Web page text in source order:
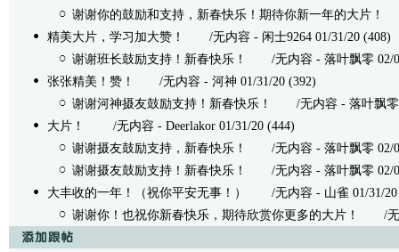
谢谢你的鼓励和支持，新春快乐！期待你新一年的大片！
精美大片，学习加大赞！
/无内容 - 闲士9264 01/31/20 (408)
谢谢班长鼓励支持！新春快乐！
/无内容 - 落叶飘零 02/
张张精美！赞！
/无内容 - 河神 01/31/20 (392)
谢谢河神摄友鼓励支持！新春快乐！
/无内容 - 落叶飘零
大片！
/无内容 - Deerlakor 01/31/20 (444)
谢谢摄友鼓励支持，新春快乐！
/无内容 - 落叶飘零 02/
谢谢摄友鼓励支持！新春快乐！
/无内容 - 落叶飘零 02/
大丰收的一年！（祝你平安无事！）
/无内容 - 山雀 01/31/20
谢谢你！也祝你新春快乐，期待欣赏你更多的大片！
/无内